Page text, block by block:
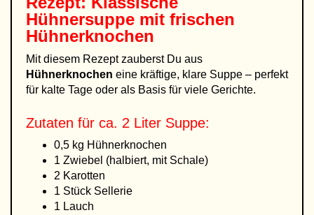
Hühnersuppe mit frischen
Hühnerknochen
Mit diesem Rezept zauberst Du aus
Hühnerknochen eine kräftige, klare Suppe – perfekt
für kalte Tage oder als Basis für viele Gerichte.
Zutaten für ca. 2 Liter Suppe:
0,5 kg Hühnerknochen
1 Zwiebel (halbiert, mit Schale)
2 Karotten
1 Stück Sellerie
1 Lauch